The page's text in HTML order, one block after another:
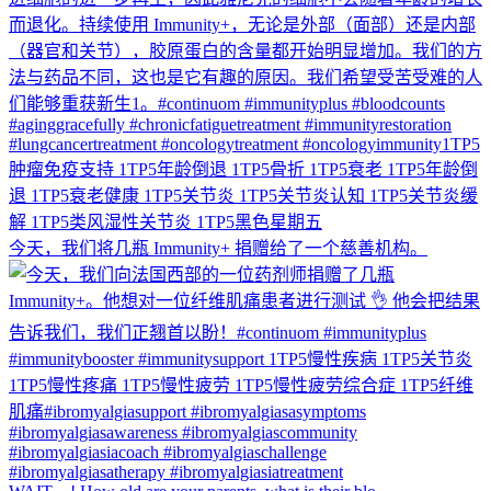
今天，我们将几瓶 Immunity+ 捐赠给了一个慈善机构。